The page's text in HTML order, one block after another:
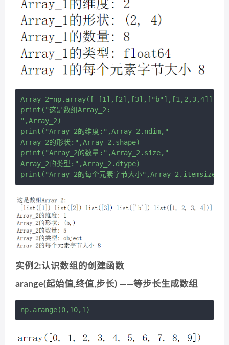
Array_2=np.array([ [1],[2],[3],["b"],[1,2,3,4]])
print("这是数组Array_2:
",Array_2)
print("Array_2的维度:",Array_2.ndim,"
Array_2的形状:",Array_2.shape)
print("Array_2的数量:",Array_2.size,"
Array_2的类型:",Array_2.dtype)
实例2:认识数组的创建函数
arange(起始值,终值,步长) ——等步长生成数组